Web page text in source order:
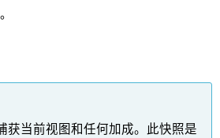
获当前视图和任何加成。此快照是